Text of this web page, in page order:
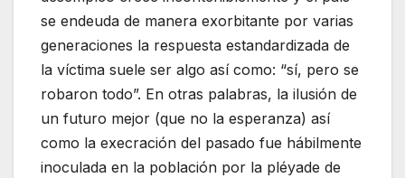
se endeuda de manera exorbitante por varias
generaciones la respuesta estandardizada de
la víctima suele ser algo así como: “sí, pero se
robaron todo”. En otras palabras, la ilusión de
un futuro mejor (que no la esperanza) así
como la execración del pasado fue hábilmente
inoculada en la población por la pléyade de